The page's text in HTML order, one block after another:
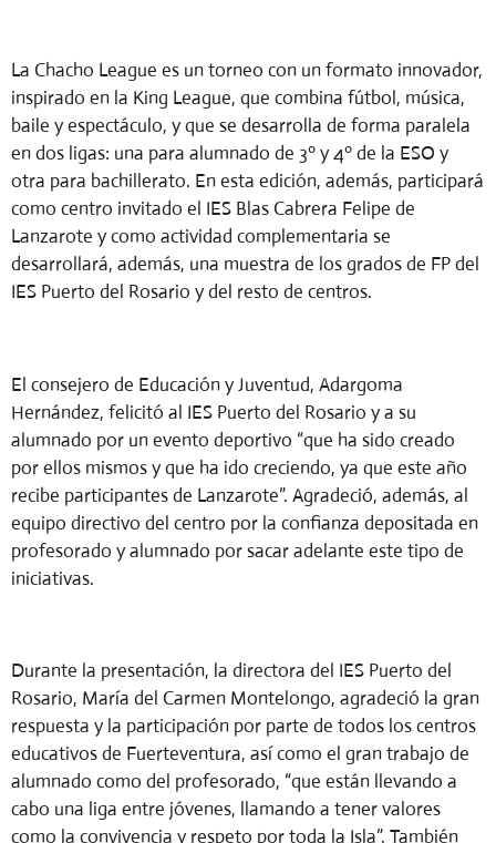
La Chacho League es un torneo con un formato innovador,
inspirado en la King League, que combina fútbol, música,
baile y espectáculo, y que se desarrolla de forma paralela
en dos ligas: una para alumnado de 3º y 4º de la ESO y
otra para bachillerato. En esta edición, además, participará
como centro invitado el IES Blas Cabrera Felipe de
Lanzarote y como actividad complementaria se
desarrollará, además, una muestra de los grados de FP del
IES Puerto del Rosario y del resto de centros.
El consejero de Educación y Juventud, Adargoma
Hernández, felicitó al IES Puerto del Rosario y a su
alumnado por un evento deportivo “que ha sido creado
por ellos mismos y que ha ido creciendo, ya que este año
recibe participantes de Lanzarote”. Agradeció, además, al
equipo directivo del centro por la confianza depositada en
profesorado y alumnado por sacar adelante este tipo de
iniciativas.
Durante la presentación, la directora del IES Puerto del
Rosario, María del Carmen Montelongo, agradeció la gran
respuesta y la participación por parte de todos los centros
educativos de Fuerteventura, así como el gran trabajo de
alumnado como del profesorado, “que están llevando a
cabo una liga entre jóvenes, llamando a tener valores
como la convivencia y respeto por toda la Isla”. También